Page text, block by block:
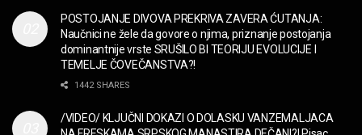
“Missin’ Yo’ Kissin'” BILLY ZZ TOP
MUZIKA
FILM
POSTOJANJE DIVOVA PREKRIVA ZAVERA ĆUTANJA:
Naučnici ne žele da govore o njima, priznanje postojanja
dominantnije vrste SRUŠILO BI TEORIJU EVOLUCIJE I
TEMELJE ČOVEČANSTVA?!
1442 SHARES
/VIDEO/ KLJUČNI DOKAZI O DOLASKU VANZEMALJACA